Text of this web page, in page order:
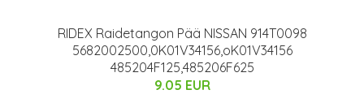
RIDEX Raidetangon Pää NISSAN 914T0098
5682002500,0K01V34156,oK01V34156
485204F125,485206F625
9.05 EUR